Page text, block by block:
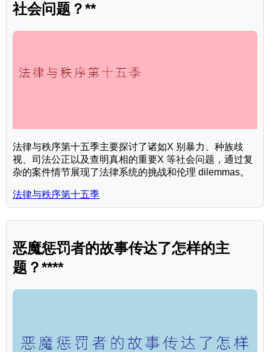
社会问题？**
法律与秩序第十五季主要探讨了诸如X 别暴力、种族歧
视、司法公正以及查明真相的重要X 等社会问题，通过复
杂的案件情节展现了法律系统的挑战和伦理 dilemmas。
法律与秩序第十五季
恶魔惩罚者的故事传达了怎样的主
题？****